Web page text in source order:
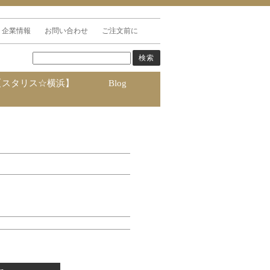
企業情報 お問い合わせ ご注文前に
タリス☆横浜】 Blog